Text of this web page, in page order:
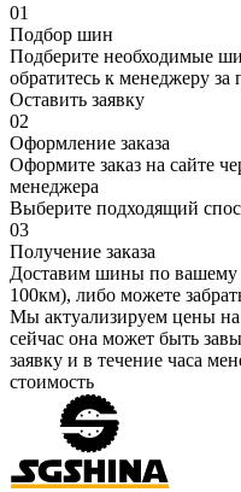
01
Подбор шин
Подберите необходимые
обратитесь к менеджеру
Оставить заявку
02
Оформление заказа
Оформите заказ на сайте
менеджера
Выберите подходящий
03
Получение заказа
Доставим шины по
100км), либо можете
Мы актуализируем цены
сейчас она может быть
заявку и в течение часа
стоимость